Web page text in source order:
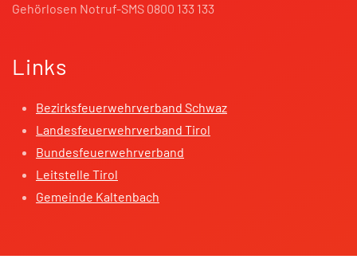
Gehörlosen Notruf-SMS 0800 133 133
Links
Bezirksfeuerwehrverband Schwaz
Landesfeuerwehrverband Tirol
Bundesfeuerwehrverband
Leitstelle Tirol
Gemeinde Kaltenbach